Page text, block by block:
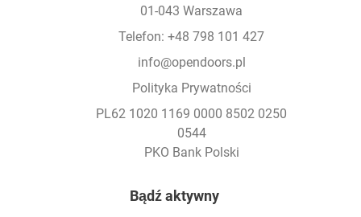
01-043 Warszawa
Telefon: +48 798 101 427
info@opendoors.pl
Polityka Prywatności
PL62 1020 1169 0000 8502 0250
0544
PKO Bank Polski
Bądź aktywny